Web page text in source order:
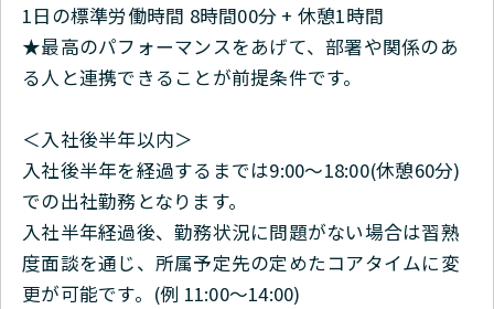
1日の標準労働時間 8時間00分 + 休憩1時間
★最高のパフォーマンスをあげて、部署や関係のあ
る人と連携できることが前提条件です。
＜入社後半年以内＞
入社後半年を経過するまでは9:00〜18:00(休憩60分)
での出社勤務となります。
入社半年経過後、勤務状況に問題がない場合は習熟
度面談を通じ、所属予定先の定めたコアタイムに変
更が可能です。(例 11:00～14:00)